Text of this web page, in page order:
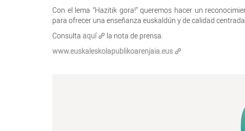
Con el lema “Hazitik gora!” queremos hacer un
para ofrecer una enseñanza euskaldún y de calidad
Consulta aquí
la nota de prensa.
www.euskaleskolapublikoarenjaia.eus